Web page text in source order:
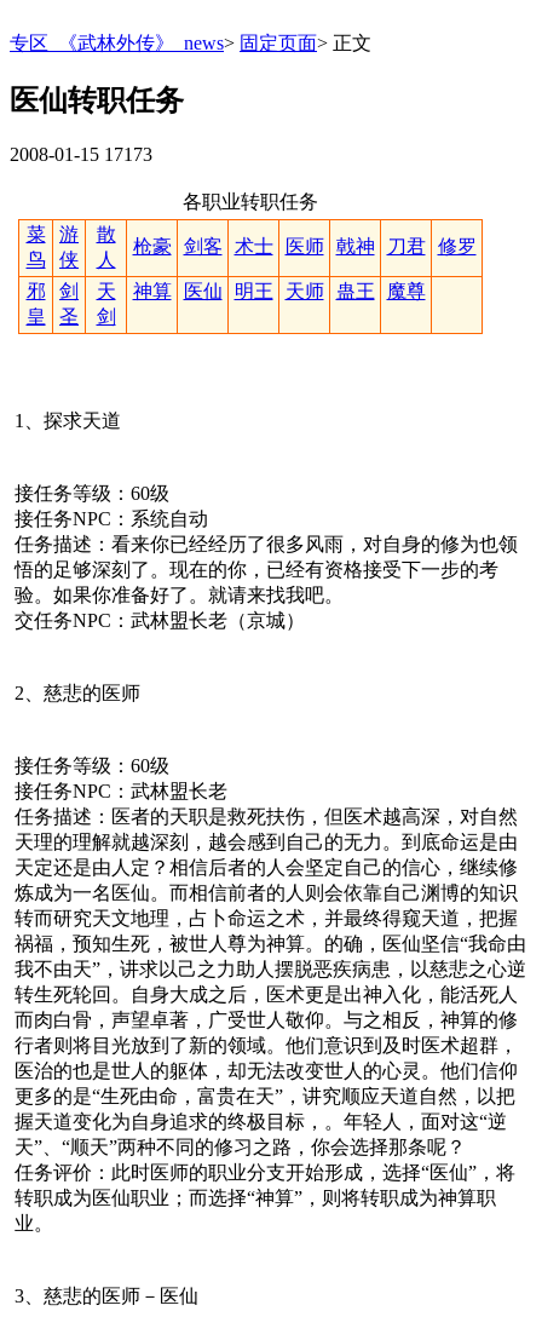
专区_《武林外传》_news> 固定页面> 正文
医仙转职任务
2008-01-15 17173
各职业转职任务
菜
鸟
游
侠
散
人
枪豪 剑客 术士 医师 戟神 刀君 修罗
邪
皇
剑
圣
天
剑
神算 医仙 明王 天师 蛊王 魔尊
1、探求天道
接任务等级：60级
接任务NPC：系统自动
任务描述：看来你已经经历了很多风雨，对自身的修为也领
悟的足够深刻了。现在的你，已经有资格接受下一步的考
验。如果你准备好了。就请来找我吧。
交任务NPC：武林盟长老（京城）
2、慈悲的医师
接任务等级：60级
接任务NPC：武林盟长老
任务描述：医者的天职是救死扶伤，但医术越高深，对自然
天理的理解就越深刻，越会感到自己的无力。到底命运是由
天定还是由人定？相信后者的人会坚定自己的信心，继续修
炼成为一名医仙。而相信前者的人则会依靠自己渊博的知识
转而研究天文地理，占卜命运之术，并最终得窥天道，把握
祸福，预知生死，被世人尊为神算。的确，医仙坚信“我命由
我不由天”，讲求以己之力助人摆脱恶疾病患，以慈悲之心逆
转生死轮回。自身大成之后，医术更是出神入化，能活死人
而肉白骨，声望卓著，广受世人敬仰。与之相反，神算的修
行者则将目光放到了新的领域。他们意识到及时医术超群，
医治的也是世人的躯体，却无法改变世人的心灵。他们信仰
更多的是“生死由命，富贵在天”，讲究顺应天道自然，以把
握天道变化为自身追求的终极目标，。年轻人，面对这“逆
天”、“顺天”两种不同的修习之路，你会选择那条呢？
任务评价：此时医师的职业分支开始形成，选择“医仙”，将
转职成为医仙职业；而选择“神算”，则将转职成为神算职
业。
3、慈悲的医师－医仙